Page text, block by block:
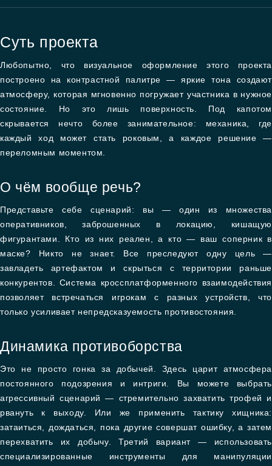
Суть проекта
Любопытно, что визуальное оформление этого проекта
построено на контрастной палитре — яркие тона создают
атмосферу, которая мгновенно погружает участника в нужное
состояние. Но это лишь поверхность. Под капотом
скрывается нечто более занимательное: механика, где
каждый ход может стать роковым, а каждое решение —
переломным моментом.
О чём вообще речь?
Представьте себе сценарий: вы — один из множества
оперативников, заброшенных в локацию, кишащую
фигурантами. Кто из них реален, а кто — ваш соперник в
маске? Никто не знает. Все преследуют одну цель —
завладеть артефактом и скрыться с территории раньше
конкурентов. Система кроссплатформенного взаимодействия
позволяет встречаться игрокам с разных устройств, что
только усиливает непредсказуемость противостояния.
Динамика противоборства
Это не просто гонка за добычей. Здесь царит атмосфера
постоянного подозрения и интриги. Вы можете выбрать
агрессивный сценарий — стремительно захватить трофей и
рвануть к выходу. Или же применить тактику хищника:
затаиться, дождаться, пока другие совершат ошибку, а затем
перехватить их добычу. Третий вариант — использовать
специализированные инструменты для манипуляции